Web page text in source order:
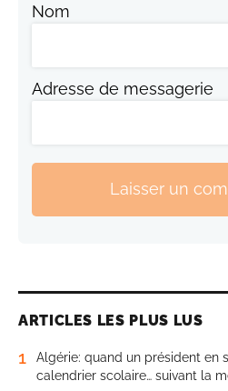
Nom
Adresse de messagerie
Laisser un
ARTICLES LES PLUS LUS
1
Algérie: quand un président en
calendrier scolaire… suivant la